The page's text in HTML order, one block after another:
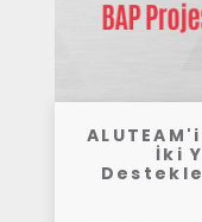
İki